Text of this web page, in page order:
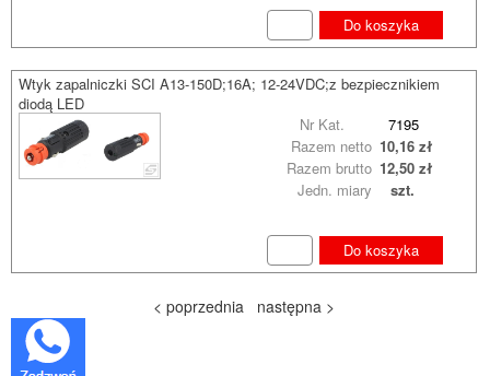
Do koszyka
Wtyk zapalniczki SCI A13-150D;16A; 12-24VDC;z bezpiecznikiem
diodą LED
Nr Kat.
7195
Razem brutto 12,50 zł
Razem netto 10,16 zł
Jedn. miary szt.
Do koszyka
< poprzednia następna >